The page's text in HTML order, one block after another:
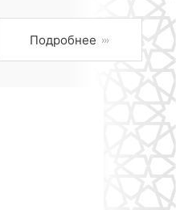
Подробнее ›››